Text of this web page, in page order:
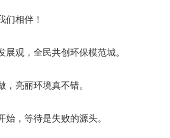
们相伴！
展观，全民共创环保模范城。
，亮丽环境真不错。
始，等待是失败的源头。